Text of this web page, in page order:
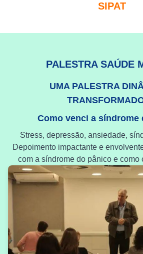
SIPAT
PALESTRA SAÚDE
UMA PALESTRA
Como venci a síndrome
Stress, depressão, ansiedade,
Depoimento impactante e
com a síndrome do pânico e como